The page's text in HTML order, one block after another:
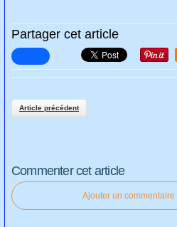
Partager cet article
Article précédent
Commenter cet article
Ajouter un commentaire